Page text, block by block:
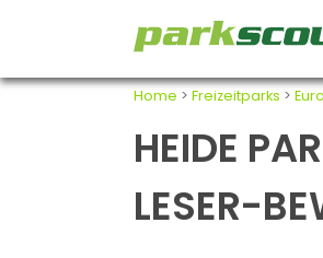
Home > Freizeitparks >
HEIDE
LESER-